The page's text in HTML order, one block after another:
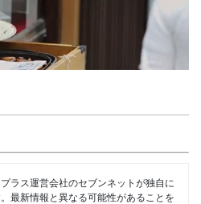
ラス運営会社のセブンネットが独自に
最新情報と異なる可能性があることを